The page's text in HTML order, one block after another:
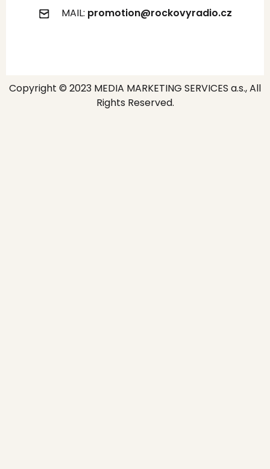
MAIL: promotion@rockovyradio.cz
Copyright © 2023 MEDIA MARKETING SERVICES a.s., All
Rights Reserved.